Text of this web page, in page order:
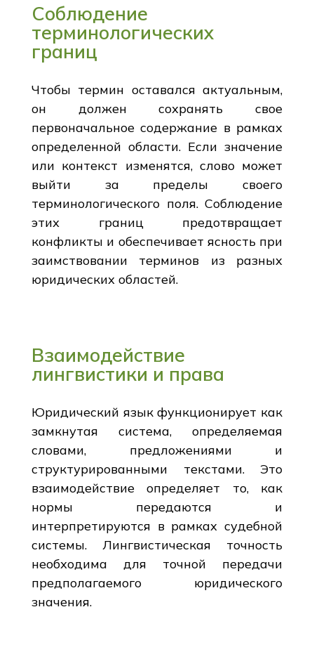
Соблюдение
терминологических
границ
Чтобы термин оставался актуальным,
он должен сохранять свое
первоначальное содержание в рамках
определенной области. Если значение
или контекст изменятся, слово может
выйти за пределы своего
терминологического поля. Соблюдение
этих границ предотвращает
конфликты и обеспечивает ясность при
заимствовании терминов из разных
юридических областей.
Взаимодействие
лингвистики и права
Юридический язык функционирует как
замкнутая система, определяемая
словами, предложениями и
структурированными текстами. Это
взаимодействие определяет то, как
нормы передаются и
интерпретируются в рамках судебной
системы. Лингвистическая точность
необходима для точной передачи
предполагаемого юридического
значения.